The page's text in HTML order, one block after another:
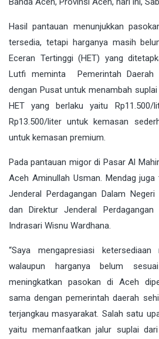
Hasil pantauan menunjukkan
tersedia, tetapi harganya masih
Eceran Tertinggi (HET) yang
Lutfi meminta Pemerintah Daerah
dengan Pusat untuk menambah
HET yang berlaku yaitu
Rp13.500/liter untuk kemasan
untuk kemasan premium.
Pada pantauan migor di Pasar Al
Aceh Aminullah Usman. Mendag
Jenderal Perdagangan Dalam
dan Direktur Jenderal
Indrasari Wisnu Wardhana.
“Saya mengapresiasi
walaupun harganya belum
meningkatkan pasokan di Aceh
sama dengan pemerintah daerah
terjangkau masyarakat. Salah satu
yaitu memanfaatkan jalur suplai